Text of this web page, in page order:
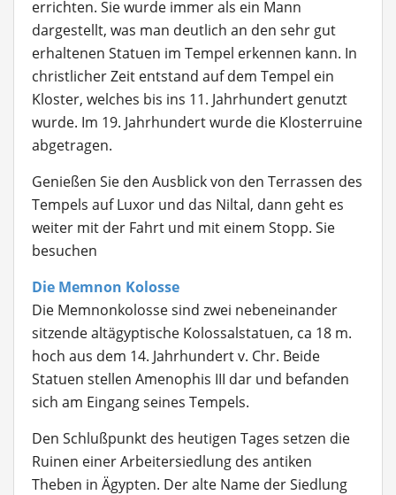
errichten. Sie wurde immer als ein Mann
dargestellt, was man deutlich an den sehr gut
erhaltenen Statuen im Tempel erkennen kann. In
christlicher Zeit entstand auf dem Tempel ein
Kloster, welches bis ins 11. Jahrhundert genutzt
wurde. Im 19. Jahrhundert wurde die Klosterruine
abgetragen.
Genießen Sie den Ausblick von den Terrassen des
Tempels auf Luxor und das Niltal, dann geht es
weiter mit der Fahrt und mit einem Stopp. Sie
besuchen
Die Memnon Kolosse
Die Memnonkolossesind zwei nebeneinander
sitzende altägyptische Kolossalstatuen, ca 18 m.
hoch aus dem 14. Jahrhundert v. Chr. Beide
Statuen stellen Amenophis III dar und befanden
sich am Eingang seines Tempels.
Den Schlußpunkt des heutigen Tages setzen die
Ruinen einer Arbeitersiedlung des antiken
Theben in Ägypten. Der alte Name der Siedlung